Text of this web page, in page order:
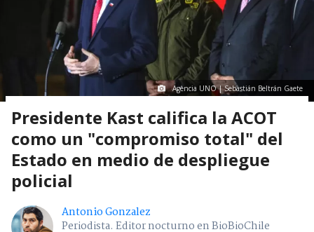
Agencia UNO | Sebastián Beltrán Gaete
Presidente Kast califica la ACOT
como un "compromiso total" del
Estado en medio de despliegue
policial
Antonio Gonzalez
Periodista. Editor nocturno en BioBioChile